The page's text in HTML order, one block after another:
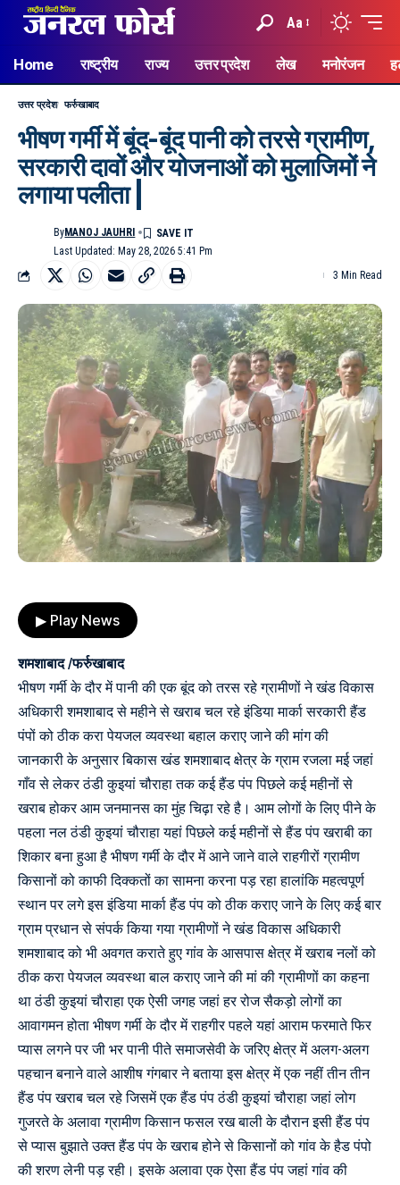
Aa
Home राष्ट्रीय राज्य उत्तर प्रदेश लेख मनोरंजन
उत्तर प्रदेश फर्रुखाबाद
भीषण गर्मी में बूंद-बूंद पानी को तरसे ग्रामीण,
सरकारी दावों और योजनाओं को मुलाजिमों ने
लगाया पलीता |
Last Updated: May 28, 2026 5:41 Pm
ByMANOJ JAUHRI
3 Min Read
▶ Play News
शमशाबाद /फर्रुखाबाद
भीषण गर्मी के दौर में पानी की एक बूंद को तरस रहे ग्रामीणों ने खंड विकास
अधिकारी शमशाबाद से महीने से खराब चल रहे इंडिया मार्का सरकारी हैंड
पंपों को ठीक करा पेयजल व्यवस्था बहाल कराए जाने की मांग की
जानकारी के अनुसार बिकास खंड शमशाबाद क्षेत्र के ग्राम रजला मई जहां
गाँव से लेकर ठंडी कुइयां चौराहा तक कई हैंड पंप पिछले कई महीनों से
खराब होकर आम जनमानस का मुंह चिढ़ा रहे है। आम लोगों के लिए पीने के
पहला नल ठंडी कुइयां चौराहा यहां पिछले कई महीनों से हैंड पंप खराबी का
शिकार बना हुआ है भीषण गर्मी के दौर में आने जाने वाले राहगीरों ग्रामीण
किसानों को काफी दिक्कतों का सामना करना पड़ रहा हालांकि महत्वपूर्ण
स्थान पर लगे इस इंडिया मार्का हैंड पंप को ठीक कराए जाने के लिए कई बार
ग्राम प्रधान से संपर्क किया गया ग्रामीणों ने खंड विकास अधिकारी
शमशाबाद को भी अवगत कराते हुए गांव के आसपास क्षेत्र में खराब नलों को
ठीक करा पेयजल व्यवस्था बाल कराए जाने की मां की ग्रामीणों का कहना
था ठंडी कुइयां चौराहा एक ऐसी जगह जहां हर रोज सैकड़ो लोगों का
आवागमन होता भीषण गर्मी के दौर में राहगीर पहले यहां आराम फरमाते फिर
प्यास लगने पर जी भर पानी पीते समाजसेवी के जरिए क्षेत्र में अलग-अलग
पहचान बनाने वाले आशीष गंगबार ने बताया इस क्षेत्र में एक नहीं तीन तीन
हैंड पंप खराब चल रहे जिसमें एक हैंड पंप ठंडी कुइयां चौराहा जहां लोग
गुजरते के अलावा ग्रामीण किसान फसल रख बाली के दौरान इसी हैंड पंप
से प्यास बुझाते उक्त हैंड पंप के खराब होने से किसानों को गांव के हैड पंपो
की शरण लेनी पड़ रही। इसके अलावा एक ऐसा हैंड पंप जहां गांव की